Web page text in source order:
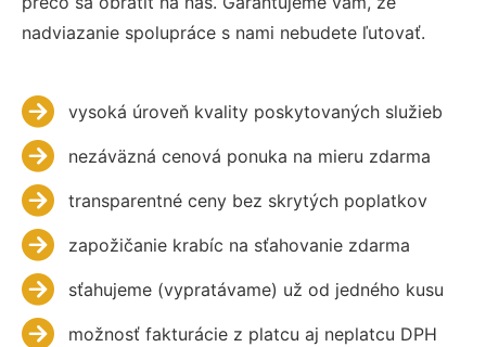
nadviazanie spolupráce s nami nebudete ľutovať.
vysoká úroveň kvality poskytovaných služieb
nezáväzná cenová ponuka na mieru zdarma
transparentné ceny bez skrytých poplatkov
zapožičanie krabíc na sťahovanie zdarma
sťahujeme (vypratávame) už od jedného kusu
možnosť fakturácie z platcu aj neplatcu DPH